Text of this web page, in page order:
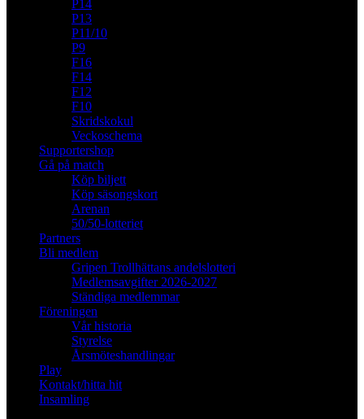
P14
P13
P11/10
P9
F16
F14
F12
F10
Skridskokul
Veckoschema
Supportershop
Gå på match
Köp biljett
Köp säsongskort
Arenan
50/50-lotteriet
Partners
Bli medlem
Gripen Trollhättans andelslotteri
Medlemsavgifter 2026-2027
Ständiga medlemmar
Föreningen
Vår historia
Styrelse
Årsmöteshandlingar
Play
Kontakt/hitta hit
Insamling